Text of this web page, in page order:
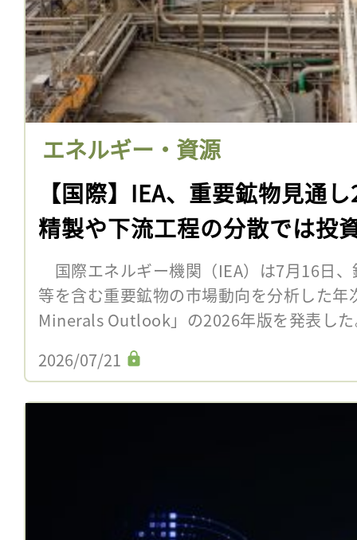
エネルギー・資源
【国際】IEA、重要鉱物見通
精製や下流工程の分散では投
国際エネルギー機関（IEA）は7月16日
等を含む重要鉱物の市場動向を分析した
Minerals Outlook」の2026年版を発表し
2026/07/21